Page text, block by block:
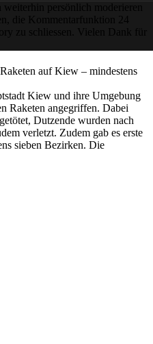
persönlich moderieren
die Kommentarfunktion 24
zu schliessen. Vielen Dank für
auf Kiew – mindestens
Kiew und ihre Umgebung
Raketen angegriffen. Dabei
Dutzende wurden nach
verletzt. Zudem gab es erste
sieben Bezirken. Die